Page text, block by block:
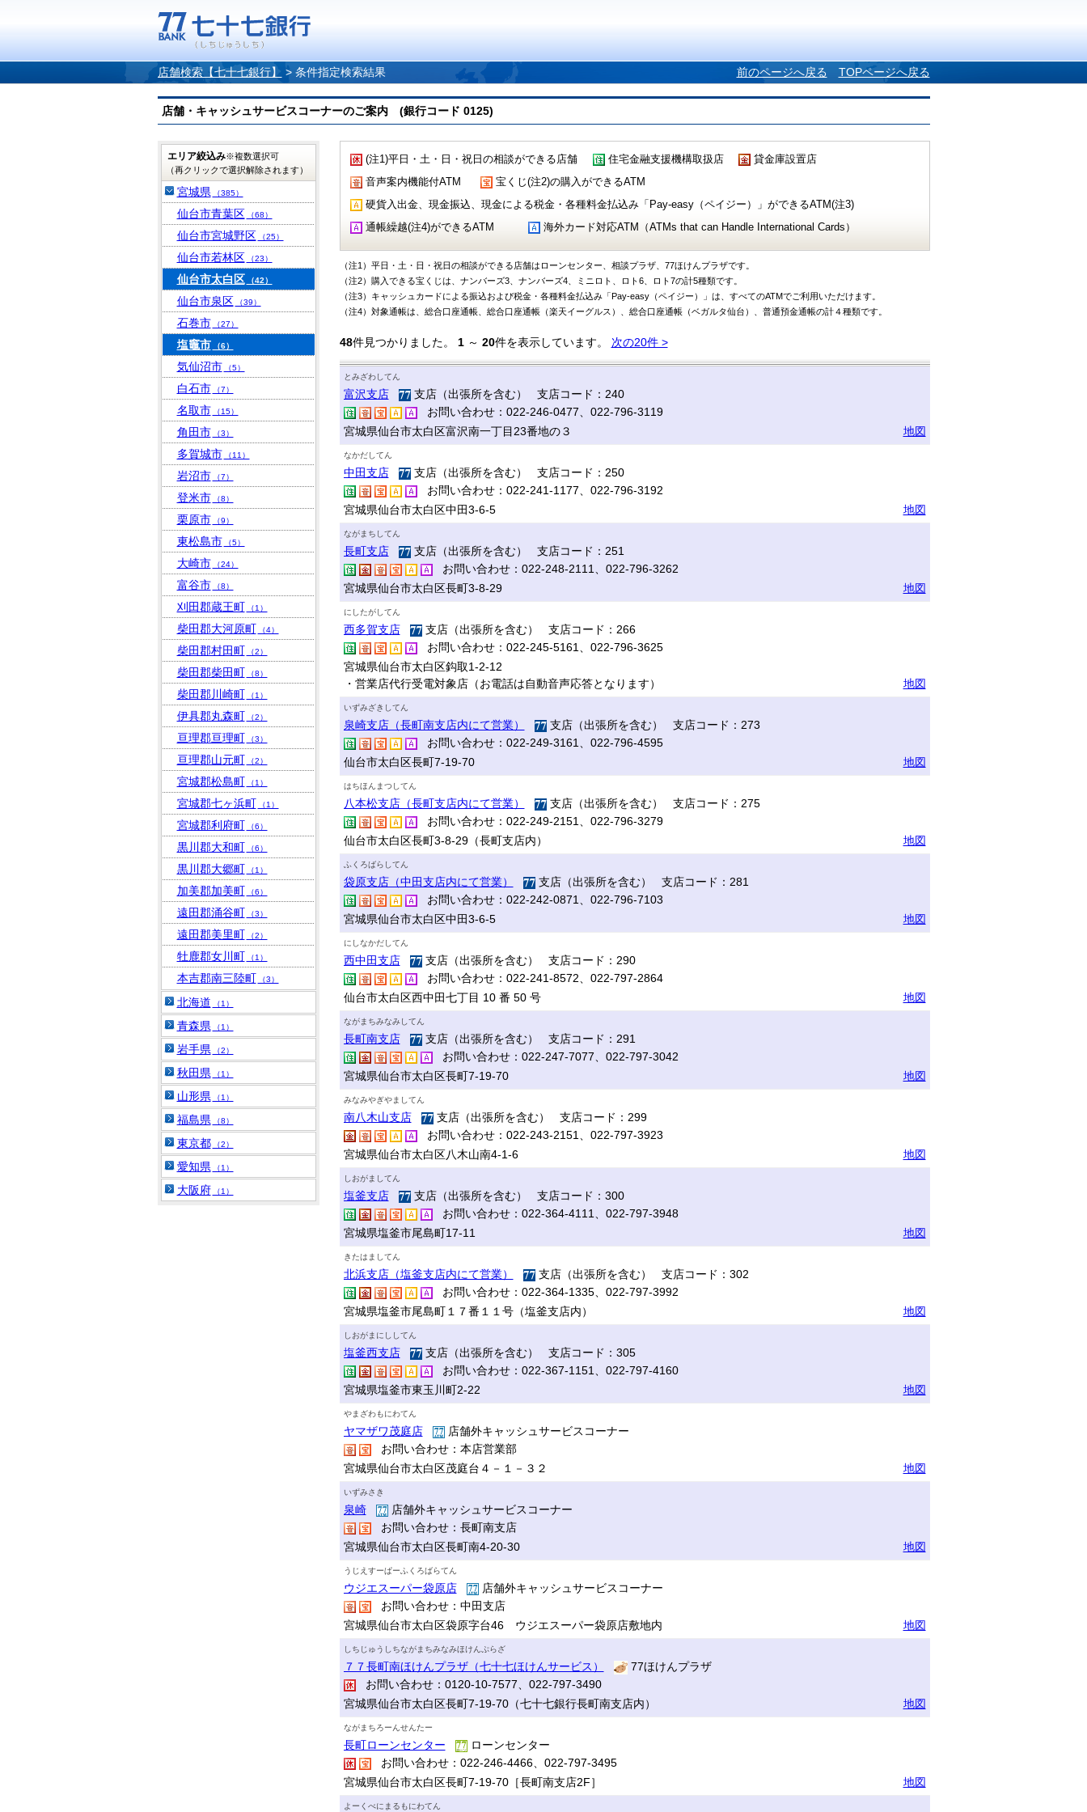
店舗検索【七十七銀行】 > 条件指定検索結果 前のページへ戻る TOPページへ戻る
店舗・キャッシュサービスコーナーのご案内 (銀行コード 0125)
(注1)平日・土・日・祝日の相談ができる店舗 住宅金融支援機構取扱店
貸金庫設置店
音声案内機能付ATM
宝くじ(注2)の購入ができるATM
硬貨入出金、現金振込、現金による税金・各種料金払込み「Pay-easy（ペイジー）」ができるATM(注3)
通帳繰越(注4)ができるATM
海外カード対応ATM（ATMs that can Handle International Cards）
（注1）平日・土・日・祝日の相談ができる店舗はローンセンター、相談プラザ、77ほけんプラザです。
（注2）購入できる宝くじは、ナンバーズ3、ナンバーズ4、ミニロト、ロト6、ロト7の計5種類です。
（注3）キャッシュカードによる振込および税金・各種料金払込み「Pay-easy（ペイジー）」は、すべてのATMでご利用いただけます。
（注4）対象通帳は、総合口座通帳、総合口座通帳（楽天イーグルス）、総合口座通帳（ベガルタ仙台）、普通預金通帳の計４種類です。
48件見つかりました。 1～ 20件を表示しています。 次の20件 >
とみざわしてん
富沢支店
支店（出張所を含む） 支店コード：240
お問い合わせ：022-246-0477、022-796-3119
宮城県仙台市太白区富沢南一丁目23番地の３
地図
なかだしてん
中田支店
支店（出張所を含む） 支店コード：250
お問い合わせ：022-241-1177、022-796-3192
宮城県仙台市太白区中田3-6-5
地図
ながまちしてん
長町支店
支店（出張所を含む） 支店コード：251
お問い合わせ：022-248-2111、022-796-3262
宮城県仙台市太白区長町3-8-29
地図
にしたがしてん
西多賀支店
支店（出張所を含む） 支店コード：266
お問い合わせ：022-245-5161、022-796-3625
宮城県仙台市太白区鈎取1-2-12
・営業店代行受電対象店（お電話は自動音声応答となります）
地図
いずみざきしてん
泉崎支店（長町南支店内にて営業）
支店（出張所を含む） 支店コード：273
お問い合わせ：022-249-3161、022-796-4595
仙台市太白区長町7-19-70
地図
はちほんまつしてん
八本松支店（長町支店内にて営業）
支店（出張所を含む） 支店コード：275
お問い合わせ：022-249-2151、022-796-3279
仙台市太白区長町3-8-29（長町支店内）
地図
ふくろばらしてん
袋原支店（中田支店内にて営業）
支店（出張所を含む） 支店コード：281
お問い合わせ：022-242-0871、022-796-7103
宮城県仙台市太白区中田3-6-5
地図
にしなかだしてん
西中田支店
支店（出張所を含む） 支店コード：290
お問い合わせ：022-241-8572、022-797-2864
仙台市太白区西中田七丁目 10 番 50 号
地図
ながまちみなみしてん
長町南支店
支店（出張所を含む） 支店コード：291
お問い合わせ：022-247-7077、022-797-3042
宮城県仙台市太白区長町7-19-70
地図
みなみやぎやましてん
南八木山支店
支店（出張所を含む） 支店コード：299
お問い合わせ：022-243-2151、022-797-3923
宮城県仙台市太白区八木山南4-1-6
地図
しおがましてん
塩釜支店
支店（出張所を含む） 支店コード：300
お問い合わせ：022-364-4111、022-797-3948
宮城県塩釜市尾島町17‐11
地図
きたはましてん
北浜支店（塩釜支店内にて営業）
支店（出張所を含む） 支店コード：302
お問い合わせ：022-364-1335、022-797-3992
宮城県塩釜市尾島町１７番１１号（塩釜支店内）
地図
しおがまにししてん
塩釜西支店
支店（出張所を含む） 支店コード：305
お問い合わせ：022-367-1151、022-797-4160
宮城県塩釜市東玉川町2-22
地図
やまざわもにわてん
ヤマザワ茂庭店
店舗外キャッシュサービスコーナー
お問い合わせ：本店営業部
宮城県仙台市太白区茂庭台４－１－３２
地図
いずみさき
泉崎
店舗外キャッシュサービスコーナー
お問い合わせ：長町南支店
宮城県仙台市太白区長町南4-20-30
地図
うじえすーぱーふくろばらてん
ウジエスーパー袋原店
店舗外キャッシュサービスコーナー
お問い合わせ：中田支店
宮城県仙台市太白区袋原字台46 ウジエスーパー袋原店敷地内
地図
しちじゅうしちながまちみなみほけんぷらざ
７７長町南ほけんプラザ（七十七ほけんサービス）
77ほけんプラザ
お問い合わせ：0120-10-7577、022-797-3490
宮城県仙台市太白区長町7-19-70（七十七銀行長町南支店内）
地図
ながまちろーんせんたー
長町ローンセンター
ローンセンター
お問い合わせ：022-246-4466、022-797-3495
宮城県仙台市太白区長町7-19-70［長町南支店2F］
地図
よーくべにまるもにわてん
エリア絞込み※複数選択可
（再クリックで選択解除されます）
宮城県 （385）
仙台市青葉区 （68）
仙台市宮城野区 （25）
仙台市若林区 （23）
仙台市太白区 （42）
仙台市泉区 （39）
石巻市 （27）
塩竈市 （6）
気仙沼市 （5）
白石市 （7）
名取市 （15）
角田市 （3）
多賀城市 （11）
岩沼市 （7）
登米市 （8）
栗原市 （9）
東松島市 （5）
大崎市 （24）
富谷市 （8）
刈田郡蔵王町 （1）
柴田郡大河原町 （4）
柴田郡村田町 （2）
柴田郡柴田町 （8）
柴田郡川崎町 （1）
伊具郡丸森町 （2）
亘理郡亘理町 （3）
亘理郡山元町 （2）
宮城郡松島町 （1）
宮城郡七ヶ浜町 （1）
宮城郡利府町 （6）
黒川郡大和町 （6）
黒川郡大郷町 （1）
加美郡加美町 （6）
遠田郡涌谷町 （3）
遠田郡美里町 （2）
牡鹿郡女川町 （1）
本吉郡南三陸町 （3）
北海道 （1）
青森県 （1）
岩手県 （2）
秋田県 （1）
山形県 （1）
福島県 （8）
東京都 （2）
愛知県 （1）
大阪府 （1）